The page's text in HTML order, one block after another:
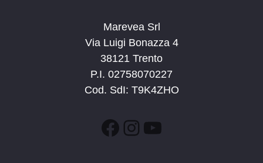
Marevea Srl
Via Luigi Bonazza 4
38121 Trento
P.I. 02758070227
Cod. SdI: T9K4ZHO
Facebook
Instagram
YouTube